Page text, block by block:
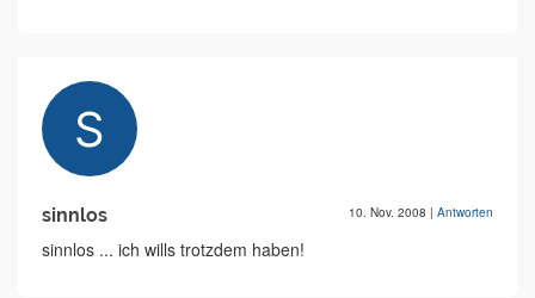
sinnlos 10. Nov. 2008 | Antworten
sinnlos ... ich wills trotzdem haben!